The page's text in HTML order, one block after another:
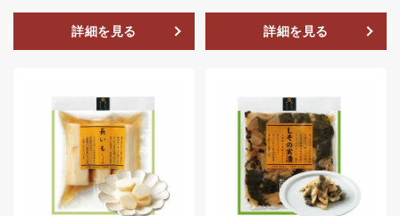
詳細を見る 詳細を見る